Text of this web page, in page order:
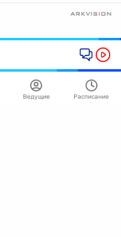
Ведущие Расписание